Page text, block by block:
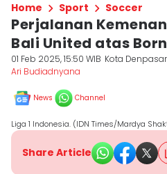
Home Sport Soccer
Perjalanan
Bali United atas
01 Feb 2025, 15:50 WIB Kota Denpasar
Ari Budiadnyana
News Channel
Liga 1 Indonesia. (IDN Times/Mardya
Share Article